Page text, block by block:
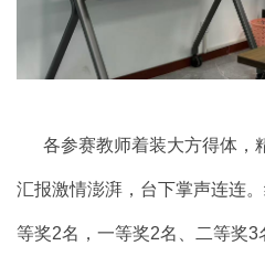
各参赛教师着装大方得体，
汇报激情澎湃，台下掌声连连
等奖2名，一等奖2名、二等奖3